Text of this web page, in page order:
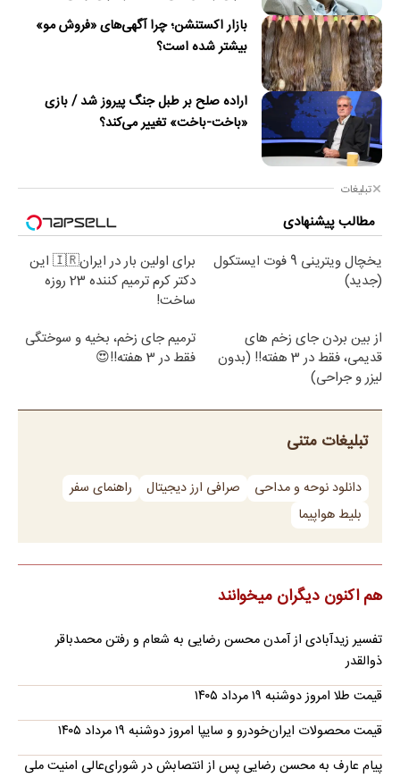
امضای ترکمانچای رسید که دیگر چاره‌ای نبود
بازار اکستنشن؛ چرا آگهی‌های «فروش مو»
بیشتر شده است؟
اراده صلح بر طبل جنگ پیروز شد / بازی
«باخت-باخت» تغییر می‌کند؟
تبلیغات
مطالب پیشنهادی
یخچال ویترینی 9 فوت ایستکول
(جدید)
برای اولین بار در ایران🇮🇷 این
دکتر کرم ترمیم کننده 23 روزه
ساخت!
از بین بردن جای زخم های
قدیمی، فقط در 3 هفته!! (بدون
لیزر و جراحی)
ترمیم جای زخم، بخیه و سوختگی
فقط در 3 هفته!!😍
تبلیغات متنی
دانلود نوحه و مداحی صرافی ارز دیجیتال
راهنمای سفر
بلیط هواپیما
هم اکنون دیگران میخوانند
تفسیر زیدآبادی از آمدن محسن رضایی به شعام و رفتن محمدباقر
ذوالقدر
قیمت طلا امروز دوشنبه ۱۹ مرداد ۱۴۰۵
قیمت محصولات ایران‌خودرو و سایپا امروز دوشنبه ۱۹ مرداد ۱۴۰۵
پیام عارف به محسن رضایی پس از انتصابش در شورای‌عالی امنیت ملی